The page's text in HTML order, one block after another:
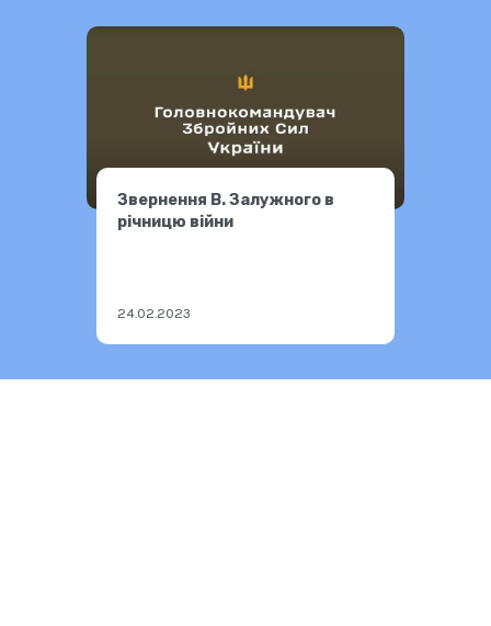
Звернення В. Залужного в
річницю війни
24.02.2023